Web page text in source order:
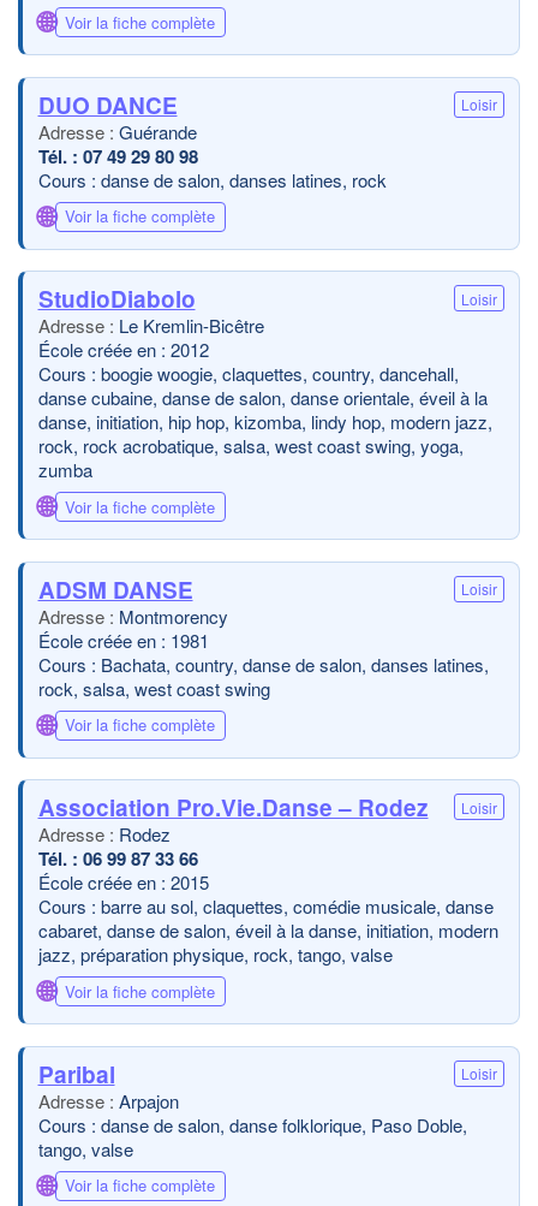
🌐 Voir la fiche complète
DUO DANCE Loisir
Guérande
07 49 29 80 98
Cours : danse de salon, danses latines, rock
🌐 Voir la fiche complète
StudioDiabolo Loisir
Le Kremlin-Bicêtre
École créée en : 2012
Cours : boogie woogie, claquettes, country, dancehall,
danse cubaine, danse de salon, danse orientale, éveil à la
danse, initiation, hip hop, kizomba, lindy hop, modern jazz,
rock, rock acrobatique, salsa, west coast swing, yoga,
zumba
🌐 Voir la fiche complète
ADSM DANSE Loisir
Montmorency
École créée en : 1981
Cours : Bachata, country, danse de salon, danses latines,
rock, salsa, west coast swing
🌐 Voir la fiche complète
Association Pro.Vie.Danse – Rodez Loisir
Rodez
06 99 87 33 66
École créée en : 2015
Cours : barre au sol, claquettes, comédie musicale, danse
cabaret, danse de salon, éveil à la danse, initiation, modern
jazz, préparation physique, rock, tango, valse
🌐 Voir la fiche complète
Paribal Loisir
Arpajon
Cours : danse de salon, danse folklorique, Paso Doble,
tango, valse
🌐 Voir la fiche complète